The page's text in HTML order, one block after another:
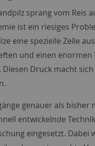
sprang vom Reis
ist ein riesiges
eine spezielle Zelle
und einen
Druck macht
genauer als
entwickelnde
eingesetzt.